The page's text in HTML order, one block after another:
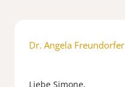
Dr. Angela Freundorfer
Liebe Simone,